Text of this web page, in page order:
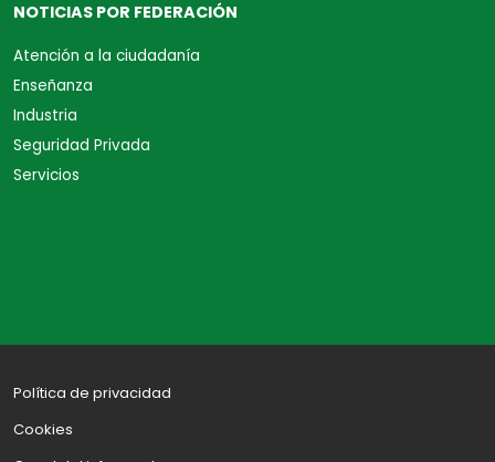
NOTICIAS POR FEDERACIÓN
Atención a la ciudadanía
Enseñanza
Industria
Seguridad Privada
Servicios
Política de privacidad
Cookies